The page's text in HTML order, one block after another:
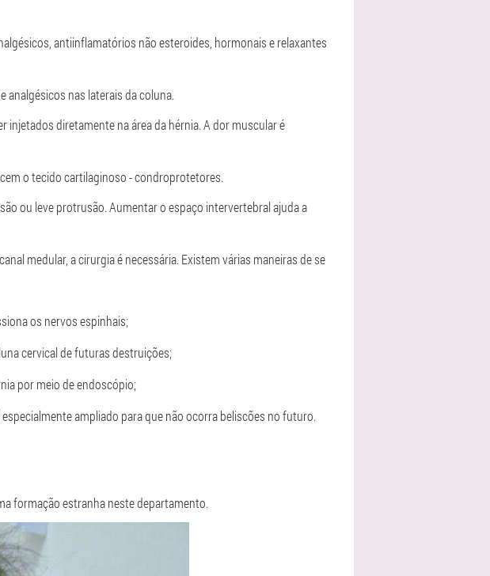
antiinflamatórios não esteroides, hormonais e relaxantes
analgésicos nas laterais da coluna.
diretamente na área da hérnia. A dor muscular é
o tecido cartilaginoso - condroprotetores.
ou leve protrusão. Aumentar o espaço intervertebral ajuda a
medular, a cirurgia é necessária. Existem várias maneiras de se
os nervos espinhais;
cervical de futuras destruições;
por meio de endoscópio;
ampliado para que não ocorra beliscões no futuro.
formação estranha neste departamento.